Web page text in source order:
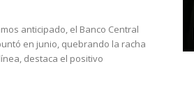
anticipado, el Banco Central
en junio, quebrando la racha
destaca el positivo